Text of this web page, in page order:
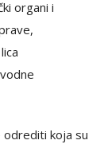
organi i
odrediti koja su